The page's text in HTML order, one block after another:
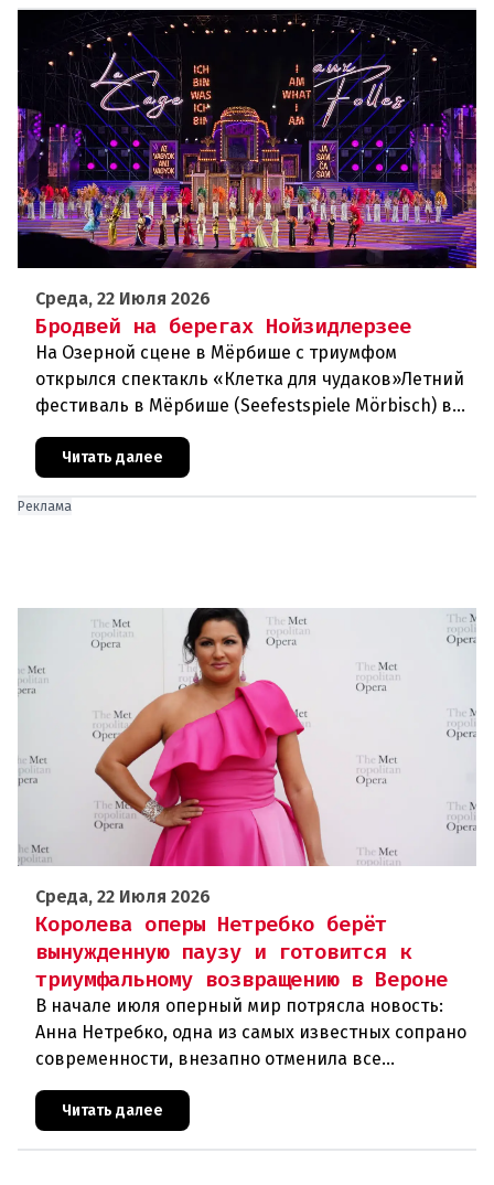
Среда, 22 Июля 2026
Бродвей на берегах Нойзидлерзее
На Озерной сцене в Мёрбише с триумфом
открылся спектакль «Клетка для чудаков»Летний
фестиваль в Мёрбише (Seefestspiele Mörbisch) в
очередной раз подтвердил свой
статусэкспериментальной и прогрессивной
Читать далее
Реклама
Среда, 22 Июля 2026
Королева оперы Нетребко берёт
вынужденную паузу и готовится к
триумфальному возвращению в Вероне
В начале июля оперный мир потрясла новость:
Анна Нетребко, одна из самых известных сопрано
современности, внезапно отменила все
запланированные выступления. Причиной стала
физическая и вокальная истощ
Читать далее